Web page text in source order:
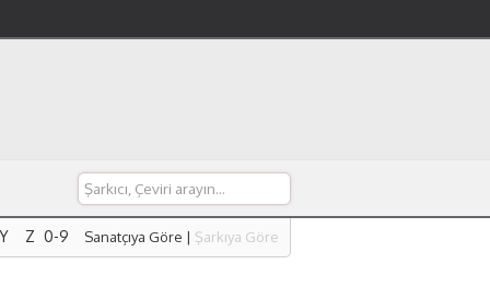
Y Z 0-9
Sanatçıya Göre | Şarkıya Göre